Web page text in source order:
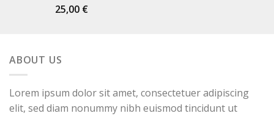
Note5.00
sur 5
25,00 €
ABOUT US
Lorem ipsum dolor sit amet, consectetuer adipiscing
elit, sed diam nonummy nibh euismod tincidunt ut